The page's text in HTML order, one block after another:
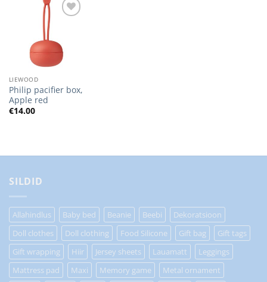
LIEWOOD
Philip pacifier box,
Apple red
€14.00
SILDID
Allahindlus Baby bed Beanie Beebi
Dekoratsioon
Doll clothes
Doll clothing Food Silicone Gift bag
Gift tags
Gift wrapping
Hiir Jersey sheets Lauamatt
Leggings
Mattress pad
Maxi Memory game
Metal ornament